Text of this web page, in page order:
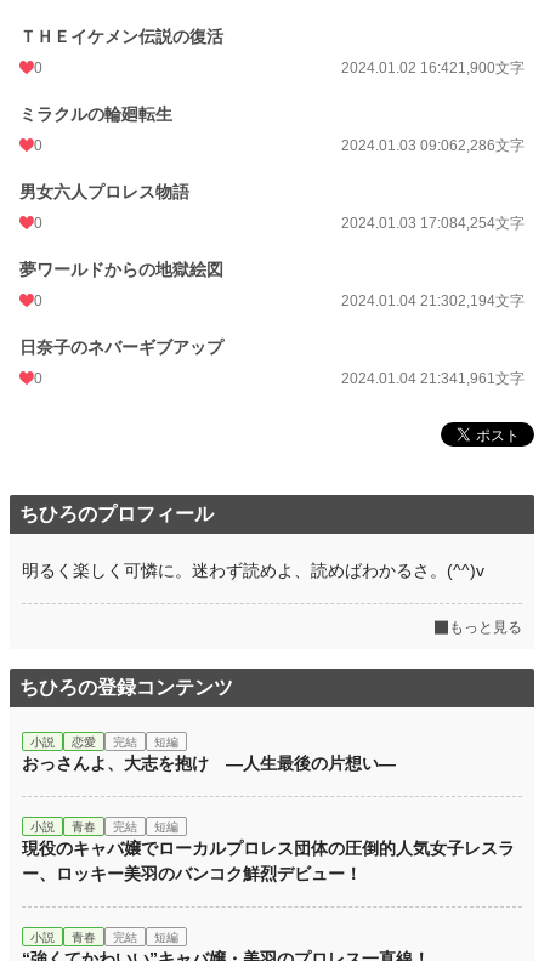
週間ポイント 0 pt (228,744 位)
月間ポイント
年間ポイント 140 pt (133,920 位)
ＴＨＥイケメン伝説の復活
0 2024.01.02 16:421,900文字
ミラクルの輪廻転生
0 2024.01.03 09:062,286文字
男女六人プロレス物語
0 2024.01.03 17:084,254文字
夢ワールドからの地獄絵図
0 2024.01.04 21:302,194文字
日奈子のネバーギブアップ
0 2024.01.04 21:341,961文字
ちひろのプロフィール
明るく楽しく可憐に。迷わず読めよ、読めばわかるさ。(^^)v
もっと見る
ちひろの登録コンテンツ
小説 恋愛 完結 短編
おっさんよ、大志を抱け ―人生最後の片想い―
小説 青春 完結 短編
現役のキャバ嬢でローカルプロレス団体の圧倒的人気女子レスラ
ー、ロッキー美羽のバンコク鮮烈デビュー！
小説 青春 完結 短編